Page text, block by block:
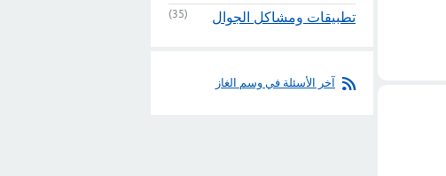
تطبيقات ومشاكل الجوال (35)
آخر الأسئلة في وسم الغاز